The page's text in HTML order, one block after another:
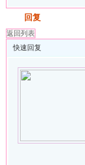
回复
返回列表
快速回复